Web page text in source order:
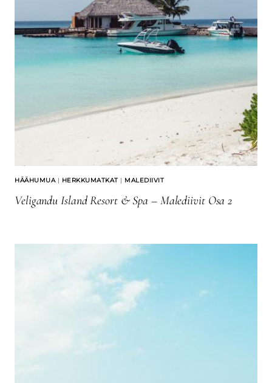
HÄÄHUMUA| HERKKUMATKAT | MALEDIIVIT
Veligandu Island Resort & Spa – Malediivit Osa 2